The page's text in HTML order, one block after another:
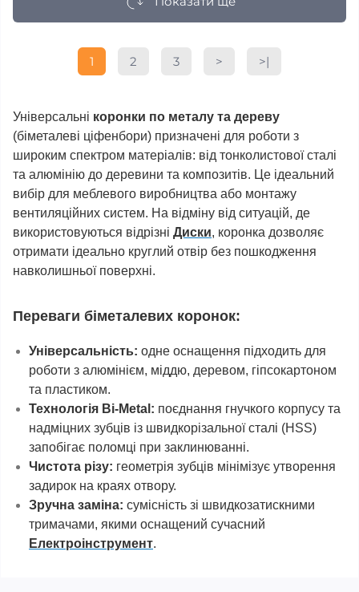
1 2 3 > >|
Універсальні коронки по металу та дереву
(біметалеві ціфенбори) призначені для роботи з
широким спектром матеріалів: від тонколистової сталі
та алюмінію до деревини та композитів. Це ідеальний
вибір для меблевого виробництва або монтажу
вентиляційних систем. На відміну від ситуацій, де
використовуються відрізні Диски, коронка дозволяє
отримати ідеально круглий отвір без пошкодження
навколишньої поверхні.
Переваги біметалевих коронок:
Універсальність: одне оснащення підходить для
роботи з алюмінієм, міддю, деревом, гіпсокартоном
та пластиком.
Технологія Bi-Metal: поєднання гнучкого корпусу та
надміцних зубців із швидкорізальної сталі (HSS)
запобігає поломці при заклинюванні.
Чистота різу: геометрія зубців мінімізує утворення
задирок на краях отвору.
Зручна заміна: сумісність зі швидкозатискними
тримачами, якими оснащений сучасний
Електроінструмент.